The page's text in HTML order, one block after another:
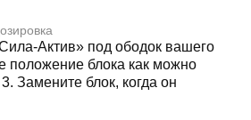
Актив» под ободок вашего
положение блока как можно
Замените блок, когда он